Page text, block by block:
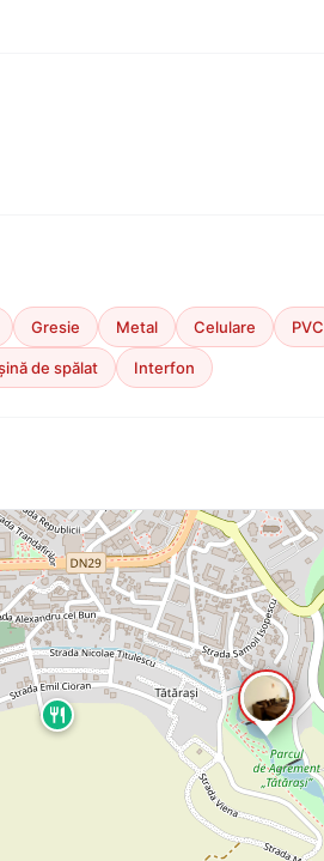
Gresie Metal Celulare PVC
de spălat Interfon